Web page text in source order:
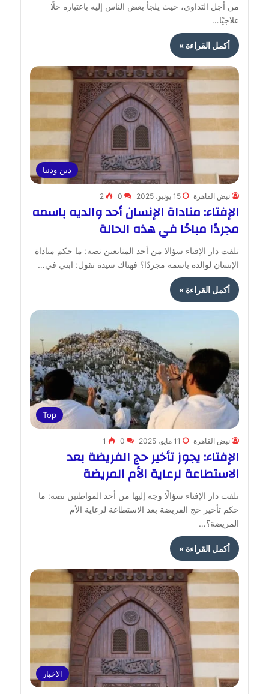
من أجل التداوي، حيث يلجأ بعض الناس إليه باعتباره حلًا
علاجيًا…
أكمل القراءة »
دين ودنيا
نبض القاهرة 15 يونيو، 2025 0
2
الإفتاء: مناداة الإنسان أحد والديه باسمه
مجردًا مباحًا في هذه الحالة
تلقت دار الإفتاء سؤالا من أحد المتابعين نصه: ما حكم مناداة
الإنسان لوالده باسمه مجردًا؟ فهناك سيدة تقول: ابني في…
أكمل القراءة »
Top
نبض القاهرة 11 مايو، 2025 0
1
الإفتاء: يجوز تأخير حج الفريضة بعد
الاستطاعة لرعاية الأم المريضة
تلقت دار الإفتاء سؤالًا وجه إليها من أحد المواطنين نصه: ما
حكم تأخير حج الفريضة بعد الاستطاعة لرعاية الأم
المريضة؟…
أكمل القراءة »
الاخبار